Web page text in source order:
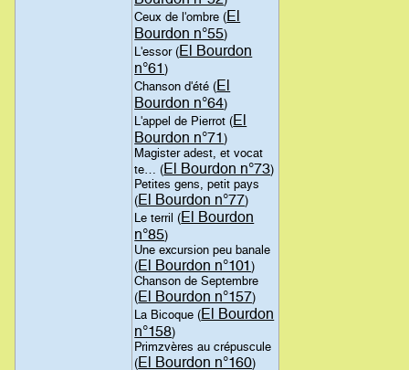
Ceux de l'ombre (El
Bourdon n°55)
L'essor (El Bourdon
n°61)
Chanson d'été (El
Bourdon n°64)
L'appel de Pierrot (El
Bourdon n°71)
Magister adest, et vocat
te… (El Bourdon n°73)
Petites gens, petit pays
(El Bourdon n°77)
Le terril (El Bourdon
n°85)
Une excursion peu banale
(El Bourdon n°101)
Chanson de Septembre
(El Bourdon n°157)
La Bicoque (El Bourdon
n°158)
Primzvères au crépuscule
(El Bourdon n°160)